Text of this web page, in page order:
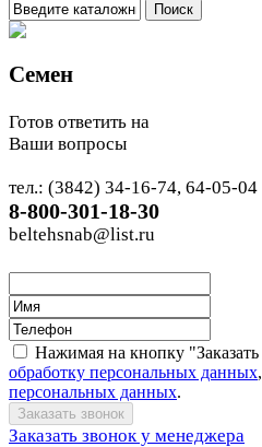
Семен
Готов ответить на
Ваши вопросы
тел.: (3842) 34-16-74, 64-05-04
8-800-301-18-30
beltehsnab@list.ru
Нажимая на кнопку
обработку персональных данных
персональных данных.
Заказать звонок у менеджера